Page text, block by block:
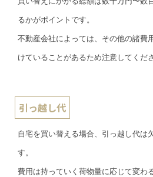
るかがポイントです。
不動産会社によっては、その他の諸費
けていることがあるため注意してくださ
引っ越し代
自宅を買い替える場合、引っ越し代は
す。
費用は持っていく荷物量に応じて変わ